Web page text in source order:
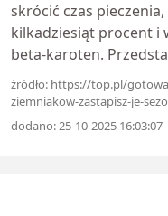
skrócić czas
kilkadziesiąt procent i
beta-karoten.
źródło: https://top.pl/
ziemniakow-zastapisz-je-
dodano: 25-10-2025 16:03:07